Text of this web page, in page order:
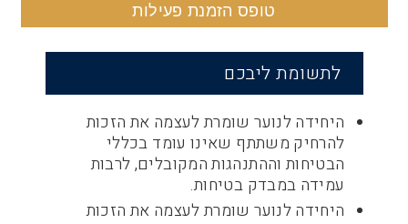
טופס הזמנת פעילות
לתשומת ליבכם
היחידה לנוער שומרת לעצמה את הזכות
להרחיק משתתף שאינו עומד בכללי
הבטיחות וההתנהגות המקובלים, לרבות
עמידה במבדק בטיחות.
היחידה לנוער שומרת לעצמה את הזכות